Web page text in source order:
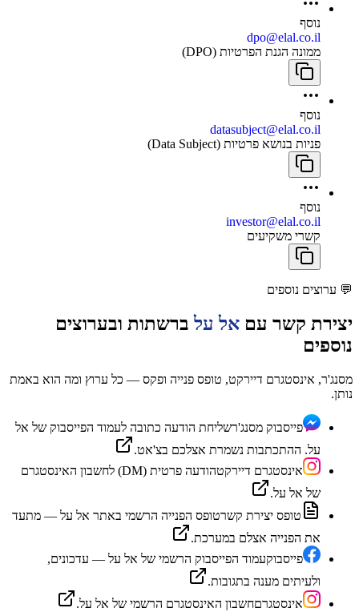
נוסף
dpo@elal.co.il
ממונה הגנת הפרטיות (DPO)
נוסף
datasubject@elal.co.il
פניות בנושא פרטיות (Data Subject)
נוסף
investor@elal.co.il
קשרי משקיעים
💬 ערוצים נוספים
יצירת קשר עם אל על ברשתות ובערוצים
נוספים
מסנג'ר, אינסטגרם דיירקט, טופס פנייה ופקס — כל ערוץ ומה הוא באמת
נותן.
פייסבוק מסנג'רשליחת הודעה כתובה לעמוד הפייסבוק של אל
על. ההתכתבות נשמרת אצלכם בצ'אט.
אינסטגרם דיירקט
הודעה פרטית (DM) לחשבון האינסטגרם
של אל על.
טופס יצירת קשרטופס הפנייה הרשמי באתר אל על — מתעד
את הפנייה אצלם במערכת.
פייסבוקעמוד הפייסבוק הרשמי של אל על — עדכונים,
ולעיתים מענה בתגובות.
אינסטגרםחשבון האינסטגרם הרשמי של אל על.